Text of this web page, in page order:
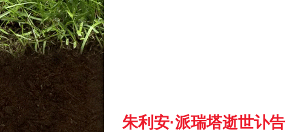
朱利安·派瑞塔逝世讣告